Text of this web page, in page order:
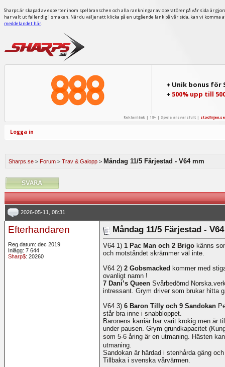
Sharps är skapad av experter inom spelbranschen och alla rankningar av operatörer på vår sida är
har valt ut faller dig i smaken. När du väljer att klicka på en utgående länk på vår sida, kan vi
meddelandet här.
+ Unik bonus för
+ 500% upp till
Reklamlänk | 18+ | Spela ansvarsfullt | stodlinjen.se
Logga in
Sharps.se > Forum > Trav & Galopp > Måndag 11/5 Färjestad - V64 mm
2026-05-11, 08:31
Efterhandaren
Reg.datum: dec 2019
Inlägg: 7 644
Sharp$: 20260
Måndag 11/5 Färjestad -
V64 1) 1 Pac Man och 2 Brigo känns
och motståndet skrämmer väl inte.
V64 2) 2 Gobsmacked kommer med
ovanligt namn !
7 Dani’s Queen Svårbedömd
intressant. Grym driver som brukar hitta
V64 3) 6 Baron Tilly och 9 Sandokan
står bra inne i snabbloppet.
Baronens karriär har varit krokig men är
under pausen. Grym grundkapacitet
som 5-6 åring är en utmaning. Hästen
utmaning.
Sandokan är härdad i stenhårda gäng
Tillbaka i svenska vårvärmen.